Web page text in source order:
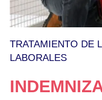
TRATAMIENTO DE
LABORALES